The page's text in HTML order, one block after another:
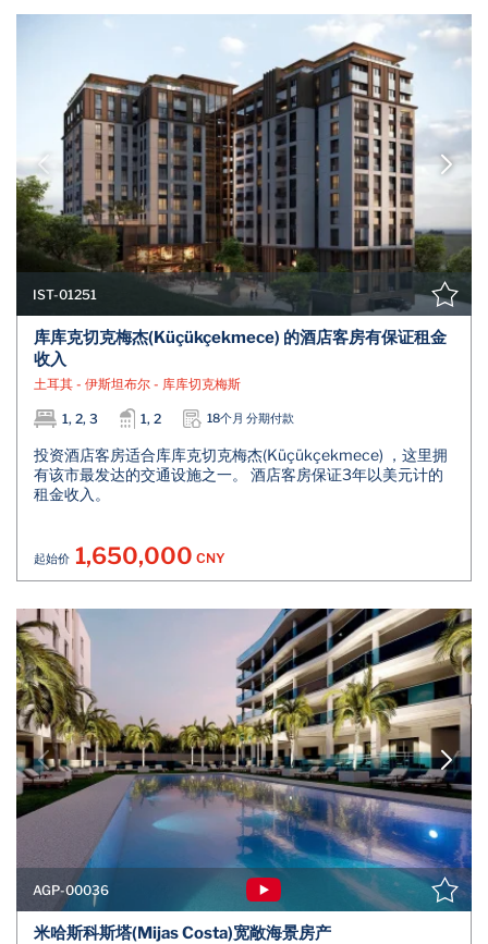
IST-01251
库库克切克梅杰(Küçükçekmece) 的酒店客房有保证租金
收入
土耳其 - 伊斯坦布尔 - 库库切克梅斯
1, 2, 3 1, 2 18个月 分期付款
投资酒店客房适合库库克切克梅杰(Küçükçekmece) ，这里拥
有该市最发达的交通设施之一。 酒店客房保证3年以美元计的
租金收入。
起始价 1,650,000 CNY
AGP-00036
米哈斯科斯塔(Mijas Costa)宽敞海景房产